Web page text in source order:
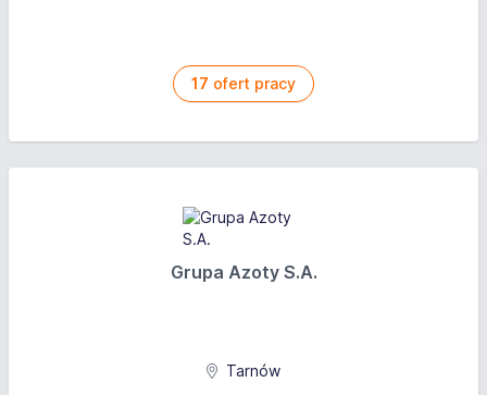
17 ofert pracy
Grupa Azoty S.A.
Tarnów